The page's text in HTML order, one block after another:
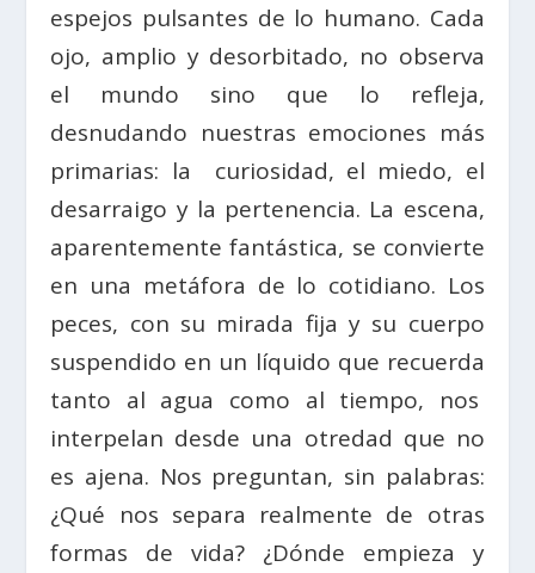
espejos pulsantes de lo humano. Cada
ojo, amplio y desorbitado, no observa
el mundo sino que lo refleja,
desnudando nuestras emociones más
primarias: la curiosidad, el miedo, el
desarraigo y la pertenencia. La escena,
aparentemente fantástica, se convierte
en una metáfora de lo cotidiano. Los
peces, con su mirada fija y su cuerpo
suspendido en un líquido que recuerda
tanto al agua como al tiempo, nos
interpelan desde una otredad que no
es ajena. Nos preguntan, sin palabras:
¿Qué nos separa realmente de otras
formas de vida? ¿Dónde empieza y